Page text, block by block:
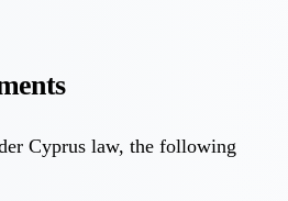
Cyprus law, the following